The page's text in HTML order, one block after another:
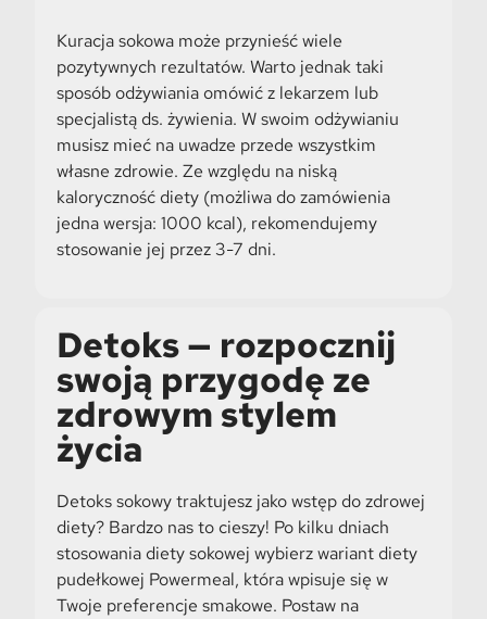
Kuracja sokowa może przynieść wiele
pozytywnych rezultatów. Warto jednak taki
sposób odżywiania omówić z lekarzem lub
specjalistą ds. żywienia. W swoim odżywianiu
musisz mieć na uwadze przede wszystkim
własne zdrowie. Ze względu na niską
kaloryczność diety (możliwa do zamówienia
jedna wersja: 1000 kcal), rekomendujemy
stosowanie jej przez 3-7 dni.
Detoks — rozpocznij
swoją przygodę ze
zdrowym stylem
życia
Detoks sokowy traktujesz jako wstęp do zdrowej
diety? Bardzo nas to cieszy! Po kilku dniach
stosowania diety sokowej wybierz wariant diety
pudełkowej Powermeal, która wpisuje się w
Twoje preferencje smakowe. Postaw na